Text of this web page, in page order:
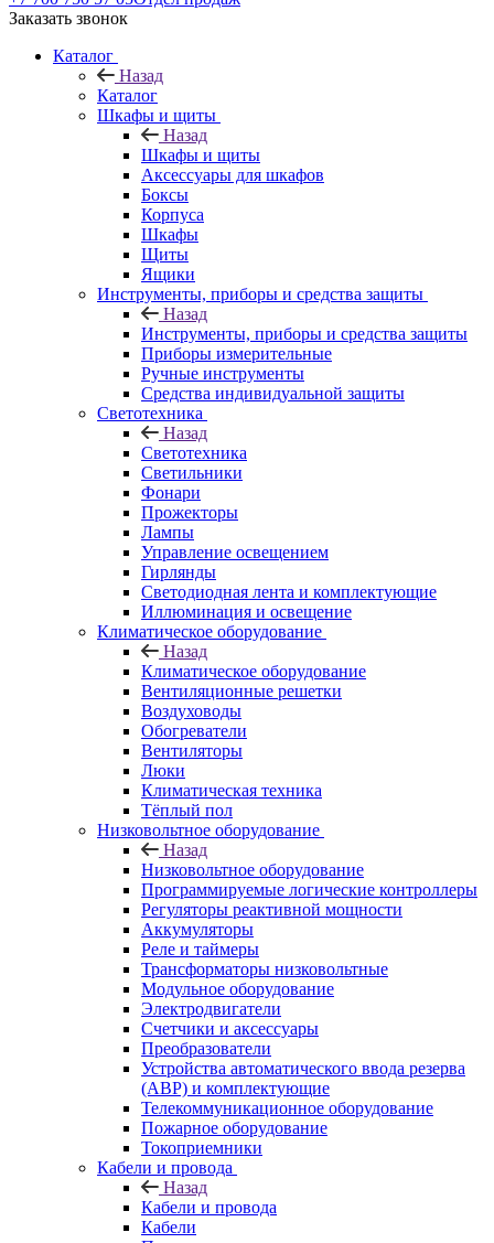
Заказать звонок
Каталог
Назад
Каталог
Шкафы и щиты
Назад
Шкафы и щиты
Аксессуары для шкафов
Боксы
Корпуса
Шкафы
Щиты
Ящики
Инструменты, приборы и средства защиты
Назад
Инструменты, приборы и средства защиты
Приборы измерительные
Ручные инструменты
Средства индивидуальной защиты
Светотехника
Назад
Светотехника
Светильники
Фонари
Прожекторы
Лампы
Управление освещением
Гирлянды
Светодиодная лента и комплектующие
Иллюминация и освещение
Климатическое оборудование
Назад
Климатическое оборудование
Вентиляционные решетки
Воздуховоды
Обогреватели
Вентиляторы
Люки
Климатическая техника
Тёплый пол
Низковольтное оборудование
Назад
Низковольтное оборудование
Программируемые логические контроллеры
Регуляторы реактивной мощности
Аккумуляторы
Реле и таймеры
Трансформаторы низковольтные
Модульное оборудование
Электродвигатели
Счетчики и аксессуары
Преобразователи
Устройства автоматического ввода резерва
(АВР) и комплектующие
Телекоммуникационное оборудование
Пожарное оборудование
Токоприемники
Кабели и провода
Назад
Кабели и провода
Кабели